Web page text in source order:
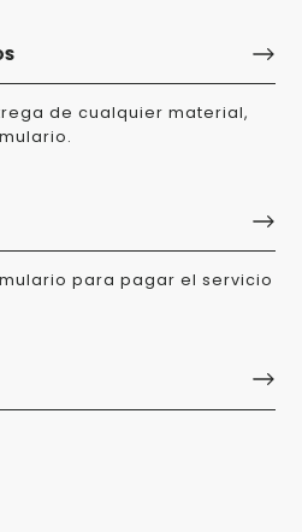
de cualquier material,
para pagar el servicio